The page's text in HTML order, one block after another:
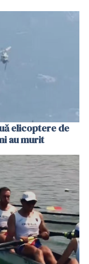
elicoptere de
au murit